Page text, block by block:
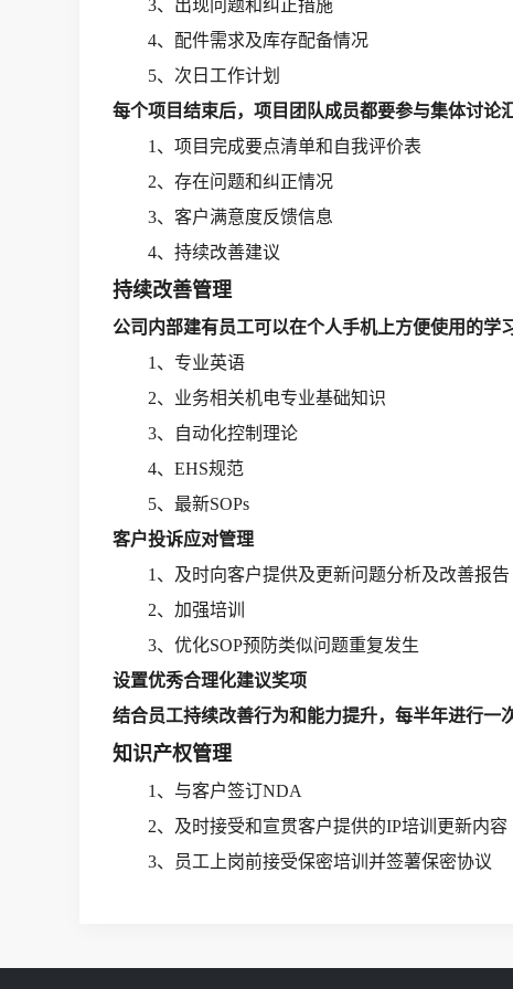
3、出现问题和纠正措施
4、配件需求及库存配备情况
5、次日工作计划
每个项目结束后，项目团队成员都要参与集体讨论
1、项目完成要点清单和自我评价表
2、存在问题和纠正情况
3、客户满意度反馈信息
4、持续改善建议
持续改善管理
公司内部建有员工可以在个人手机上方便使用的学
1、 专业英语
2、 业务相关机电专业基础知识
3、
自动化控制理论
4、 EHS规范
5、 最新SOPs
客户投诉应对管理
1、 及时向客户提供及更新问题分析及改善报告
2、 加强培训
3、 优化SOP预防类似问题重复发生
设置优秀合理化建议奖项
结合员工持续改善行为和能力提升，每半年进行一
知识产权管理
1、与客户签订NDA
2、及时接受和宣贯客户提供的IP培训更新内容
3、员工上岗前接受保密培训并签薯保密协议